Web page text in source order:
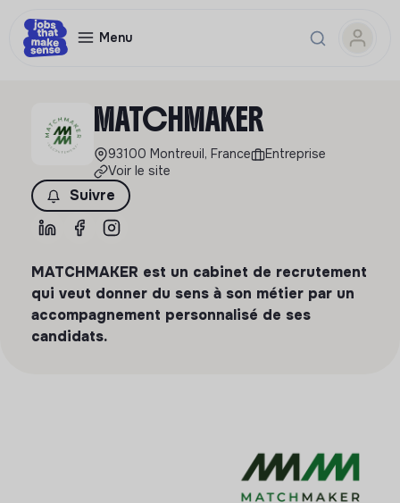
Menu
MATCHMAKER
93100 Montreuil, France
Entreprise
Voir le site
Suivre
MATCHMAKER est un cabinet de recrutement
qui veut donner du sens à son métier par un
accompagnement personnalisé de ses
candidats.